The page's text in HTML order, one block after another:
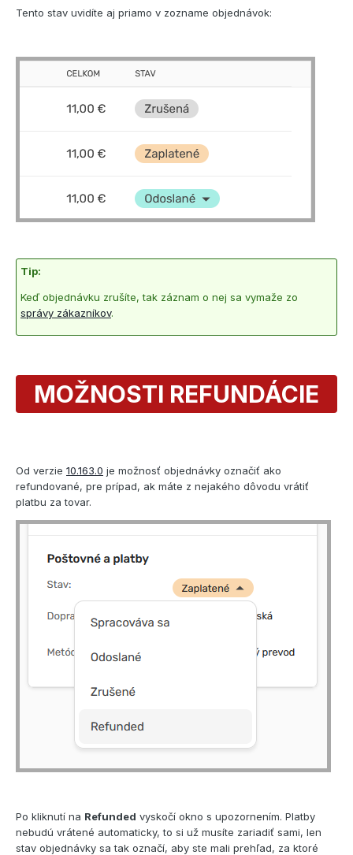
Tento stav uvidíte aj priamo v zozname objednávok:
Tip:
Keď objednávku zrušíte, tak záznam o nej sa vymaže zo
správy zákazníkov.
MOŽNOSTI REFUNDÁCIE
Od verzie 10.163.0 je možnosť objednávky označiť ako
refundované, pre prípad, ak máte z nejakého dôvodu vrátiť
platbu za tovar.
Po kliknutí na Refunded vyskočí okno s upozornením. Platby
nebudú vrátené automaticky, to si už musíte zariadiť sami, len
stav objednávky sa tak označí, aby ste mali prehľad, za ktoré